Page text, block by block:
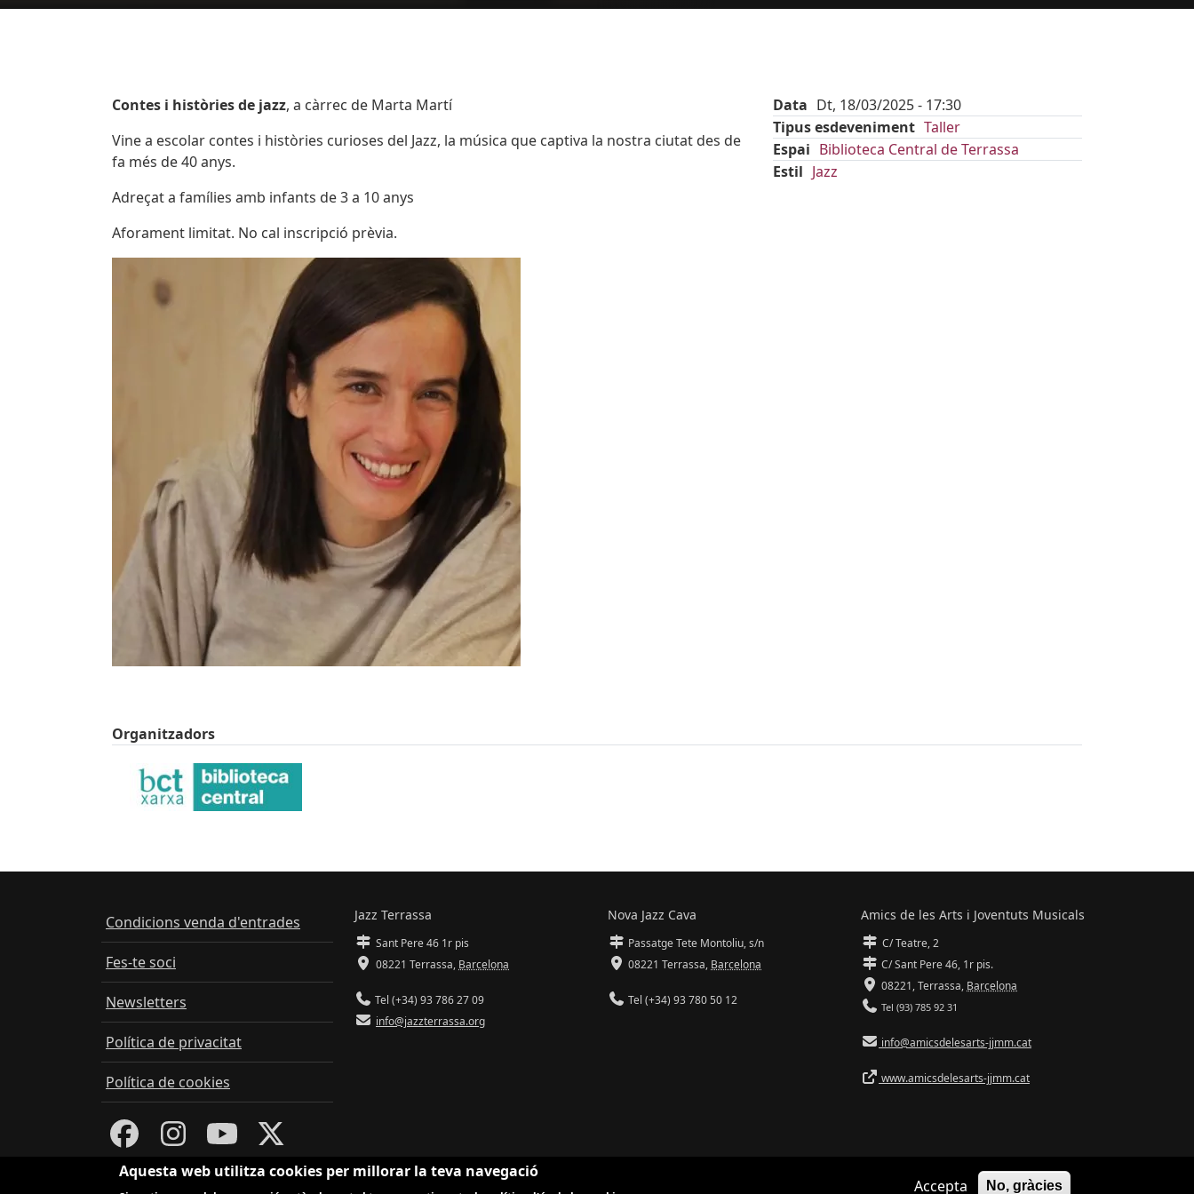
Body
Contes i històries de jazz, a càrrec de Marta Martí
Vine a escolar contes i històries curioses del Jazz, la música que captiva la nostra ciutat des de
fa més de 40 anys.
Adreçat a famílies amb infants de 3 a 10 anys
Aforament limitat. No cal inscripció prèvia.
Data Dt, 18/03/2025 - 17:30
Tipus esdeveniment Taller
Espai Biblioteca Central de Terrassa
Estil Jazz
Organitzadors
Condicions venda d'entrades
Fes-te soci
Newsletters
Política de privacitat
Política de cookies
Jazz Terrassa
Sant Pere 46 1r pis
08221 Terrassa, Barcelona
Tel (+34) 93 786 27 09
info@jazzterrassa.org
Nova Jazz Cava
Passatge Tete Montoliu, s/n
08221 Terrassa, Barcelona
Tel (+34) 93 780 50 12
Amics de les Arts i Joventuts Musicals
C/ Teatre, 2
C/ Sant Pere 46, 1r pis.
08221,Terrassa, Barcelona
Tel (93) 785 92 31
info@amicsdelesarts-jjmm.cat
www.amicsdelesarts-jjmm.cat
Aquesta web utilitza cookies per millorar la teva navegació
Accepta No, gràcies